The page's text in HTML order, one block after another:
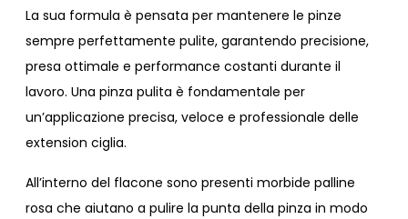
La sua formula è pensata per mantenere le pinze
sempre perfettamente pulite, garantendo precisione,
presa ottimale e performance costanti durante il
lavoro. Una pinza pulita è fondamentale per
un’applicazione precisa, veloce e professionale delle
extension ciglia.
All’interno del flacone sono presenti morbide palline
rosa che aiutano a pulire la punta della pinza in modo